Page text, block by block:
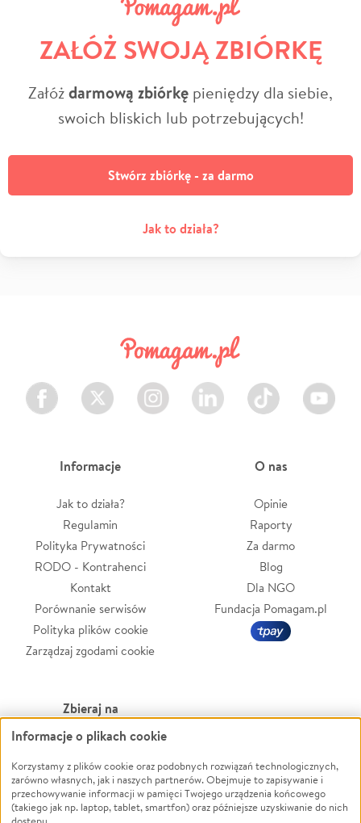
ZAŁÓŻ SWOJĄ ZBIÓRKĘ
Załóżdarmową zbiórkę pieniędzy dla siebie,
swoich bliskich lub potrzebujących!
Stwórz zbiórkę - za darmo
Jak to działa?
Facebook Twitter Instagram LinkedIn TikTok Youtube
Informacje
Jak to działa?
Regulamin
Polityka Prywatności
RODO - Kontrahenci
Kontakt
Porównanie serwisów
Polityka plików cookie
Zarządzaj zgodami cookie
O nas
Opinie
Raporty
Za darmo
Blog
Dla NGO
Fundacja Pomagam.pl
Zbieraj na
Leczenie
Zwierzęta
Pożar
Ukraina
Powódź
Wichura
NGO
Informacje o plikach cookie
Korzystamy z plików cookie oraz podobnych rozwiązań technologicznych,
zarówno własnych, jak i naszych partnerów. Obejmuje to zapisywanie i
przechowywanie informacji w pamięci Twojego urządzenia końcowego
(takiego jak np. laptop, tablet, smartfon) oraz późniejsze uzyskiwanie do nich